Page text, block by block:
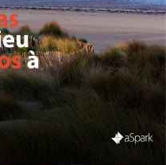
LA MANCHE |
Coaching
Thinking